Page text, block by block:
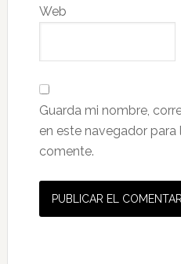
Web
Guarda mi nombre,
en este navegador
comente.